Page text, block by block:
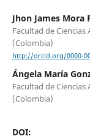
Jhon James Mora
Facultad de
(Colombia)
http://orcid.org/0000-
Ángela María
Facultad de
(Colombia)
DOI: